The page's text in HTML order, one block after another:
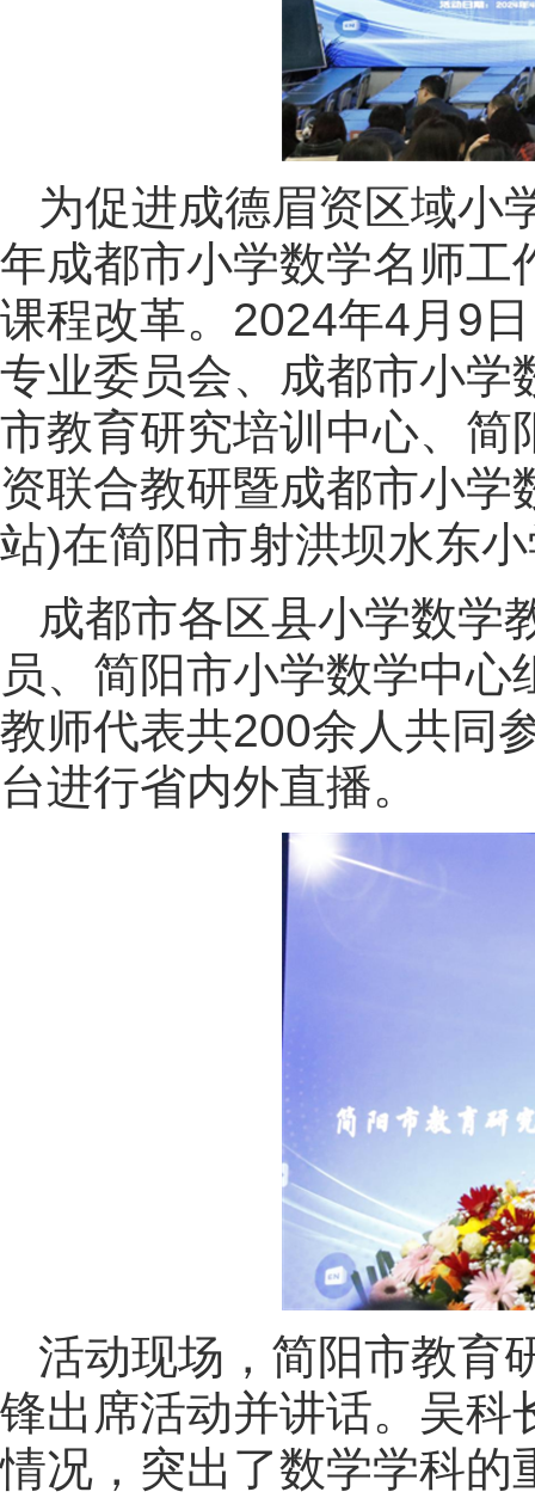
为促进成德眉资区域小
年成都市小学数学名师工
课程改革。2024年4月9
专业委员会、成都市小学
市教育研究培训中心、简
资联合教研暨成都市小
站)在简阳市射洪坝水东
成都市各区县小学数学
员、简阳市小学数学中
教师代表共200余人共同
台进行省内外直播。
活动现场，简阳市教育
锋出席活动并讲话。吴科
情况，突出了数学学科的